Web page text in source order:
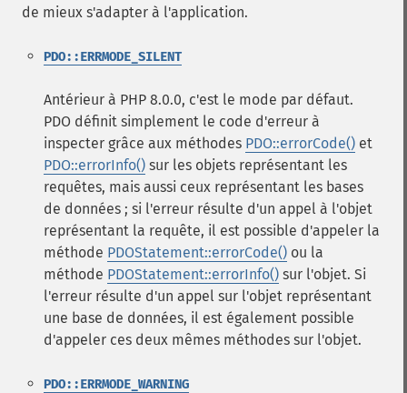
de mieux s'adapter à l'application.
PDO::ERRMODE_SILENT
Antérieur à PHP 8.0.0, c'est le mode par défaut.
PDO définit simplement le code d'erreur à
inspecter grâce aux méthodes PDO::errorCode() et
PDO::errorInfo() sur les objets représentant les
requêtes, mais aussi ceux représentant les bases
de données ; si l'erreur résulte d'un appel à l'objet
représentant la requête, il est possible d'appeler la
méthode PDOStatement::errorCode() ou la
méthode PDOStatement::errorInfo() sur l'objet. Si
l'erreur résulte d'un appel sur l'objet représentant
une base de données, il est également possible
d'appeler ces deux mêmes méthodes sur l'objet.
PDO::ERRMODE_WARNING